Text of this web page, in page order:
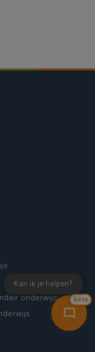
bèta
Kan ik je helpen?
onderwijs